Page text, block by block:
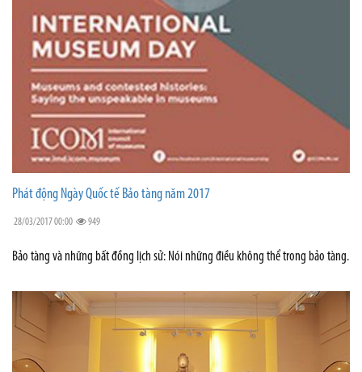
Phát động Ngày Quốc tế Bảo tàng năm 2017
28/03/2017 00:00 949
Bảo tàng và những bất đồng lịch sử: Nói những điều không thể trong bảo tàng.